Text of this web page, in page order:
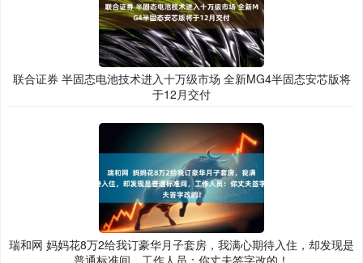
联合证券 半固态电池技术进入十万级市场 全新MG4半固态安芯版将
于12月交付
瑞和网 妈妈花8万2给我订豪华月子套房，我满心期待入住，却发现是
普通标准间，工作人员：你丈夫签字改的！